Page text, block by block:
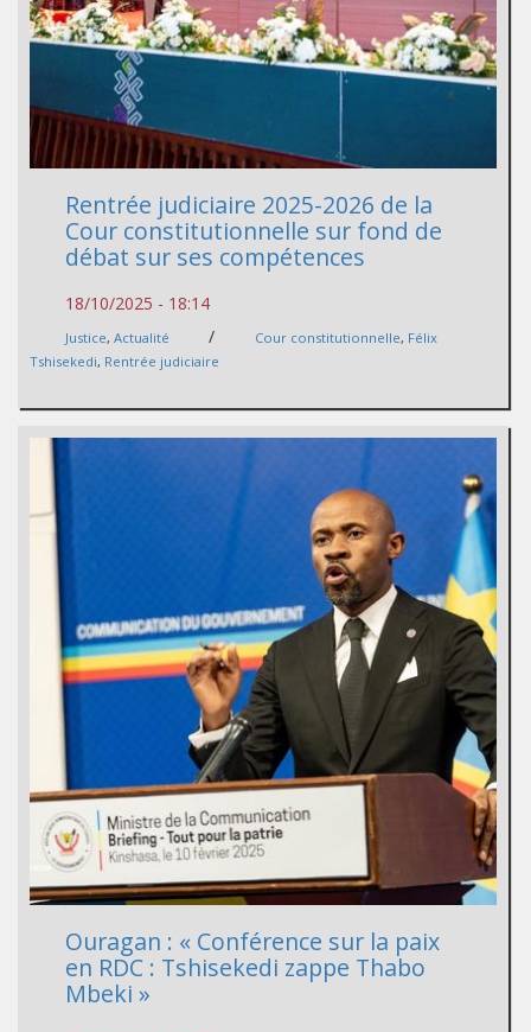
Rentrée judiciaire 2025-2026 de la
Cour constitutionnelle sur fond de
débat sur ses compétences
18/10/2025 - 18:14
Justice, Actualité / Cour constitutionnelle, Félix
Tshisekedi, Rentrée judiciaire
Ouragan : « Conférence sur la paix
en RDC : Tshisekedi zappe Thabo
Mbeki »